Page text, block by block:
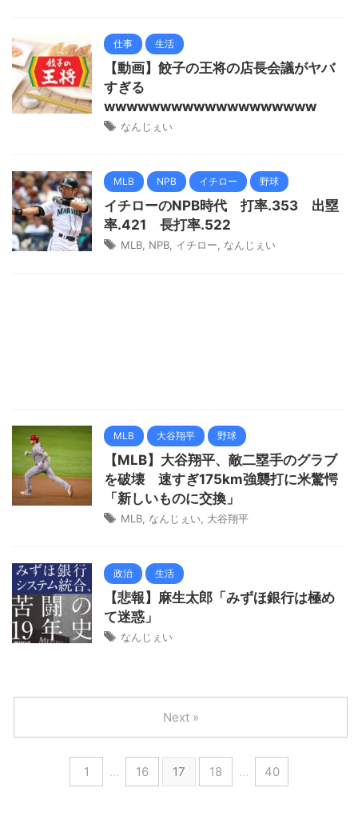
仕事 生活
【動画】餃子の王将の店長会議がヤバ
すぎる
wwwwwwwwwwwwwwwwwww
なんじぇい
MLB NPB イチロー 野球
イチローのNPB時代 打率.353 出塁
率.421 長打率.522
MLB NPB イチロー なんじぇい
MLB 大谷翔平 野球
【MLB】大谷翔平、敵二塁手のグラブ
を破壊 速すぎ175km強襲打に米驚愕
「新しいものに交換」
MLB なんじぇい 大谷翔平
政治 生活
【悲報】麻生太郎「みずほ銀行は極め
て迷惑」
なんじぇい
1 … 16 17 18 … 40
Next »